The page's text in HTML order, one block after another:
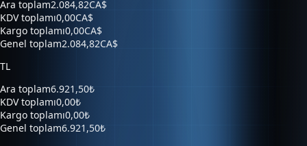
Kargo toplamı0,00CA$
Genel toplam2.084,82CA$
TL
Ara toplam
Kargo toplamı0,00₺
Genel toplam6.921,50₺
USD